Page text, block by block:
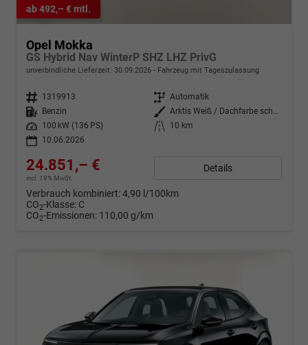
ab 492,– € mtl.
Opel Mokka
GS Hybrid Nav WinterP SHZ LHZ PrivG
unverbindliche Lieferzeit: 30.09.2026 Fahrzeug mit Tageszulassung
Fahrzeugnr. 1319913 Getriebe Automatik
Kraftstoff
Benzin Außenfarbe
Arktis Weiß / Dachfarbe schwarz
Leistung
100 kW (136 PS) Kilometerstand
10 km
10.06.2026
24.851,– €
incl. 19% MwSt.
Details
Verbrauch kombiniert:4,90 l/100km
CO2-Klasse: C
CO2-Emissionen: 110,00 g/km